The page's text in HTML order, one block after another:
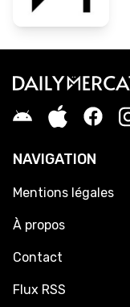
NAVIGATION
Mentions légales
À propos
Contact
Flux RSS